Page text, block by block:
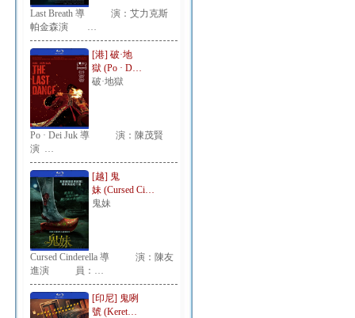
Last Breath 導 演：艾力克斯
帕金森演 …
[港] 破·地
獄 (Po · D…
破·地獄
Po · Dei Juk 導 演：陳茂賢
演 …
[越] 鬼
妹 (Cursed Ci…
鬼妹
Cursed Cinderella 導 演：陳友
進演 員：…
[印尼] 鬼咧
號 (Keret…